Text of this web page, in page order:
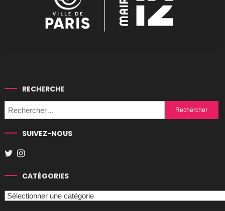
RECHERCHE
Rechercher :
SUIVEZ-NOUS
CATÉGORIES
Catégories